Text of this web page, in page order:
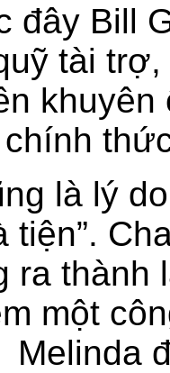
đây Bill
tài
khuyên
chính
là lý
tiện”.
ra thành
một
Melinda